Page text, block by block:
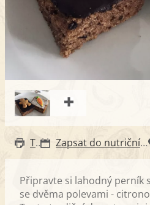
Tisk Zapsat do nutričního diáře
Připravte si lahodný perník
se dvěma polevami -